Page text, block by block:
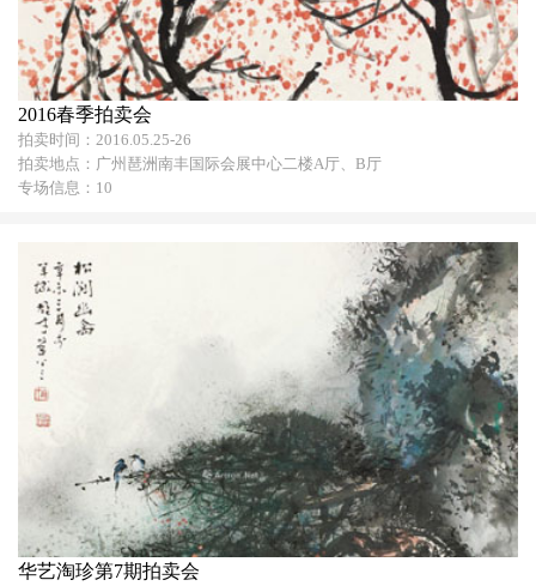
2016春季拍卖会
拍卖时间：2016.05.25-26
拍卖地点：广州琶洲南丰国际会展中心二楼A厅、B厅
专场信息：10
华艺淘珍第7期拍卖会